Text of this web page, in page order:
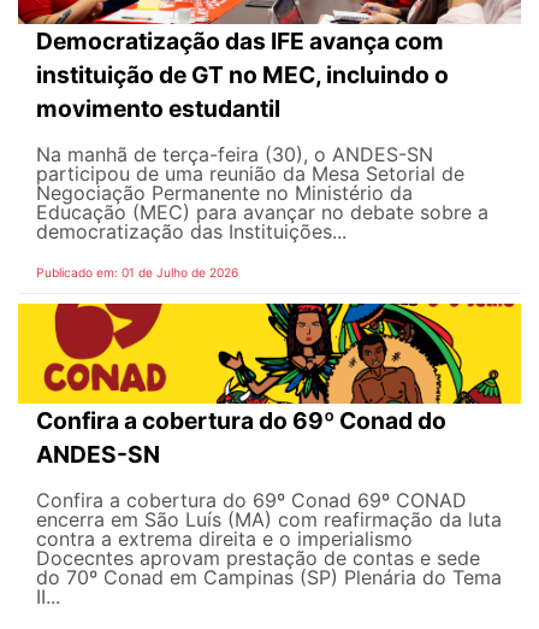
Democratização das IFE avança com
instituição de GT no MEC, incluindo o
movimento estudantil
Na manhã de terça-feira (30), o ANDES-SN
participou de uma reunião da Mesa Setorial de
Negociação Permanente no Ministério da
Educação (MEC) para avançar no debate sobre a
democratização das Instituições...
Publicado em: 01 de Julho de 2026
Confira a cobertura do 69º Conad do
ANDES-SN
Confira a cobertura do 69º Conad 69º CONAD
encerra em São Luís (MA) com reafirmação da luta
contra a extrema direita e o imperialismo
Docecntes aprovam prestação de contas e sede
do 70º Conad em Campinas (SP) Plenária do Tema
II...